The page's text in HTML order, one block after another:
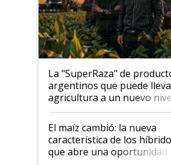
La "SuperRaza" de
argentinos que puede
agricultura a un nuevo
posibilidades de
infinitas"
El maíz cambió: la nueva
característica de los
que abre una oportunidad